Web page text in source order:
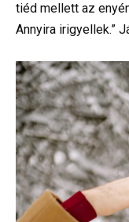
tiéd mellett az
Annyira irigyellek.”